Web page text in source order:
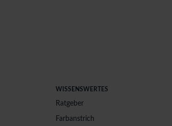
WISSENSWERTES
Ratgeber
Farbanstrich